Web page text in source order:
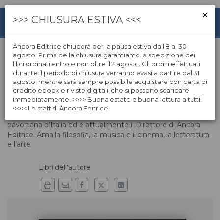
Giovanni Battista Magoni
Giovanni Battista Magoni, sacerdote pavoniano, laureato in
filosofia, ha insegnato per molti anni nella scuola. Ha svolto
pavoniana d’Italia ed è attualmente il Direttore di Àncora
Editrice. Ama la filosofia, la musica e il cinema, la letteratura
e l’arte.
Libri dell'autore
>>> CHIUSURA ESTIVA <<<
Àncora Editrice chiuderà per la pausa estiva dall'8 al 30
agosto. Prima della chiusura garantiamo la spedizione dei
libri ordinati entro e non oltre il 2 agosto. Gli ordini effettuati
durante il periodo di chiusura verranno evasi a partire dal 31
agosto, mentre sarà sempre possibile acquistare con carta di
credito ebook e riviste digitali, che si possono scaricare
immediatamente. >>>> Buona estate e buona lettura a tutti!
<<<< Lo staff di Àncora Editrice